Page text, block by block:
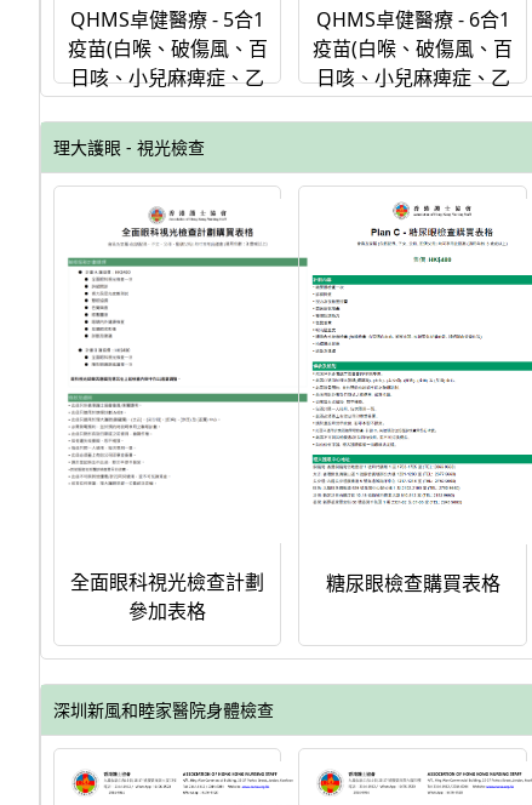
QHMS卓健醫療 - 5合1
疫苗(白喉、破傷風、百
日咳、小兒麻痺症、乙
QHMS卓健醫療 - 6合1
疫苗(白喉、破傷風、百
日咳、小兒麻痺症、乙
理大護眼 - 視光檢查
全面眼科視光檢查計劃
參加表格
糖尿眼檢查購買表格
深圳新風和睦家醫院身體檢查